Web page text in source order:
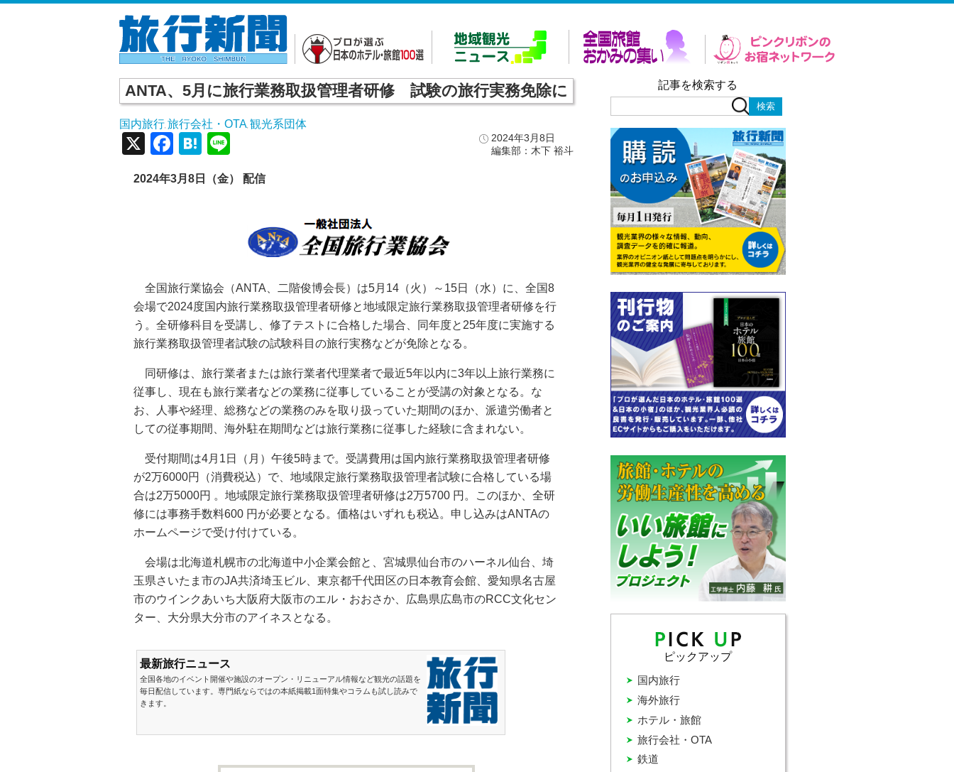
ANTA、5月に旅行業務取扱管理者研修 試験の旅行実務免除に
国内旅行 旅行会社・OTA ,観光系団体
2024年3月8日
編集部：木下 裕斗
X Facebook
Hatena
2024年3月8日（金） 配信
全国旅行業協会（ANTA、二階俊博会長）は5月14（火）～15日（水）に、全国8
会場で2024度国内旅行業務取扱管理者研修と地域限定旅行業務取扱管理者研修を行
う。全研修科目を受講し、修了テストに合格した場合、同年度と25年度に実施する
旅行業務取扱管理者試験の試験科目の旅行実務などが免除となる。
同研修は、旅行業者または旅行業者代理業者で最近5年以内に3年以上旅行業務に
従事し、現在も旅行業者などの業務に従事していることが受講の対象となる。な
お、人事や経理、総務などの業務のみを取り扱っていた期間のほか、派遣労働者と
しての従事期間、海外駐在期間などは旅行業務に従事した経験に含まれない。
受付期間は4月1日（月）午後5時まで。受講費用は国内旅行業務取扱管理者研修
が2万6000円（消費税込）で、地域限定旅行業務取扱管理者試験に合格している場
合は2万5000円 。地域限定旅行業務取扱管理者研修は2万5700 円。このほか、全研
修には事務手数料600 円が必要となる。価格はいずれも税込。申し込みはANTAの
ホームページで受け付けている。
会場は北海道札幌市の北海道中小企業会館と、宮城県仙台市のハーネル仙台、埼
玉県さいたま市のJA共済埼玉ビル、東京都千代田区の日本教育会館、愛知県名古屋
市のウインクあいち大阪府大阪市のエル・おおさか、広島県広島市のRCC文化セン
ター、大分県大分市のアイネスとなる。
最新旅行ニュース
全国各地のイベント開催や施設のオープン・リニューアル情報など観光の話題を
毎日配信しています。専門紙ならではの本紙掲載1面特集やコラムも試し読みで
きます。
記事を検索する
ピックアップ
ホテル・旅館
国内旅行
旅行会社・OTA
海外旅行
鉄道